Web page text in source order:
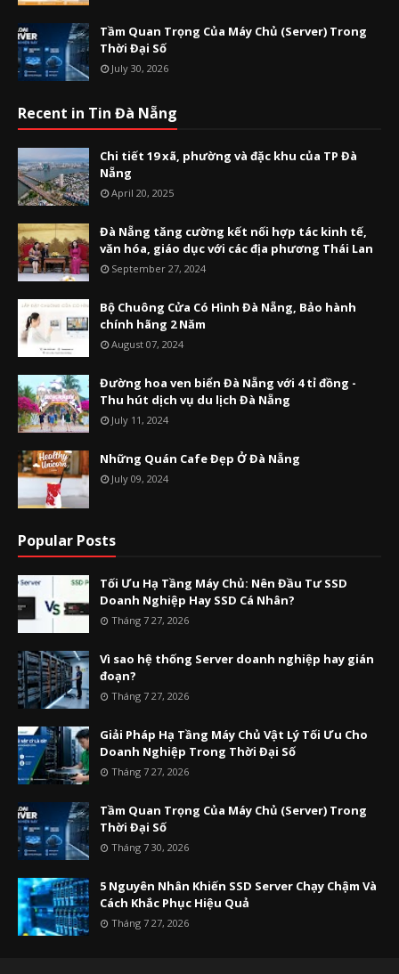
Tầm Quan Trọng Của Máy Chủ (Server) Trong
Thời Đại Số
July 30, 2026
Recent in Tin Đà Nẵng
Chi tiết 19 xã, phường và đặc khu của TP Đà
Nẵng
April 20, 2025
Đà Nẵng tăng cường kết nối hợp tác kinh tế,
văn hóa, giáo dục với các địa phương Thái Lan
September 27, 2024
Bộ Chuông Cửa Có Hình Đà Nẵng, Bảo hành
chính hãng 2 Năm
August 07, 2024
Đường hoa ven biển Đà Nẵng với 4 tỉ đồng -
Thu hút dịch vụ du lịch Đà Nẵng
July 11, 2024
Những Quán Cafe Đẹp Ở Đà Nẵng
July 09, 2024
Popular Posts
Tối Ưu Hạ Tầng Máy Chủ: Nên Đầu Tư SSD
Doanh Nghiệp Hay SSD Cá Nhân?
Tháng 7 27, 2026
Vì sao hệ thống Server doanh nghiệp hay gián
đoạn?
Tháng 7 27, 2026
Giải Pháp Hạ Tầng Máy Chủ Vật Lý Tối Ưu Cho
Doanh Nghiệp Trong Thời Đại Số
Tháng 7 27, 2026
Tầm Quan Trọng Của Máy Chủ (Server) Trong
Thời Đại Số
Tháng 7 30, 2026
5 Nguyên Nhân Khiến SSD Server Chạy Chậm Và
Cách Khắc Phục Hiệu Quả
Tháng 7 27, 2026